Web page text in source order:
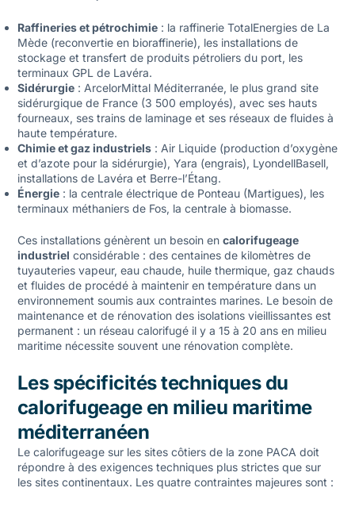
Raffineries et pétrochimie: la raffinerie TotalEnergies de La
Mède (reconvertie en bioraffinerie), les installations de
stockage et transfert de produits pétroliers du port, les
terminaux GPL de Lavéra.
Sidérurgie: ArcelorMittal Méditerranée, le plus grand site
sidérurgique de France (3 500 employés), avec ses hauts
fourneaux, ses trains de laminage et ses réseaux de fluides à
haute température.
Chimie et gaz industriels: Air Liquide (production d’oxygène
et d’azote pour la sidérurgie), Yara (engrais), LyondellBasell,
installations de Lavéra et Berre-l’Étang.
Énergie: la centrale électrique de Ponteau (Martigues), les
terminaux méthaniers de Fos, la centrale à biomasse.
Ces installations génèrent un besoin en calorifugeage
industriel considérable : des centaines de kilomètres de
tuyauteries vapeur, eau chaude, huile thermique, gaz chauds
et fluides de procédé à maintenir en température dans un
environnement soumis aux contraintes marines. Le besoin de
maintenance et de rénovation des isolations vieillissantes est
permanent : un réseau calorifugé il y a 15 à 20 ans en milieu
maritime nécessite souvent une rénovation complète.
Les spécificités techniques du
calorifugeage en milieu maritime
méditerranéen
Le calorifugeage sur les sites côtiers de la zone PACA doit
répondre à des exigences techniques plus strictes que sur
les sites continentaux. Les quatre contraintes majeures sont :